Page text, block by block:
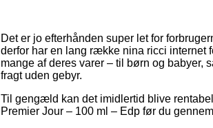
Det er jo efterhånden super let for
derfor har en lang række nina ricci internet
mange af deres varer – til børn og babyer,
fragt uden gebyr.
Til gengæld kan det imidlertid blive
Premier Jour – 100 ml – Edp før du